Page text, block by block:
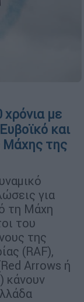
χρόνια με
και
Μάχης της
για
τη Μάχη
του
της
(RAF),
Arrows ή
κάνουν